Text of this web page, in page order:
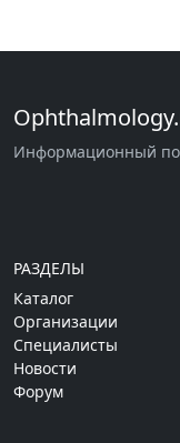
Информационный
РАЗДЕЛЫ
Каталог
Организации
Специалисты
Новости
Форум